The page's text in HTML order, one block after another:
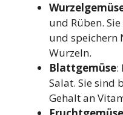
und Rüben.
und speichern
Wurzeln.
Blattgemüse:
Salat. Sie sind
Gehalt an